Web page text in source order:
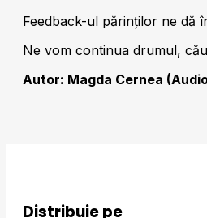
Feedback-ul părinților ne dă
Ne vom continua drumul,
Autor: Magda Cernea
Distribuie pe